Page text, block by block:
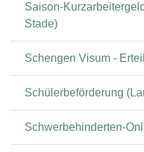
Saison-
Stade)
Schengen Visum -
Schülerbeförderung
Schwerbehinderten-